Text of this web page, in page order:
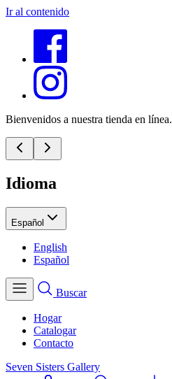
Ir al contenido
Bienvenidos a nuestra tienda en línea.
Idioma
Español
English
Español
Buscar
Hogar
Catalogar
Contacto
Seven Sisters Gallery